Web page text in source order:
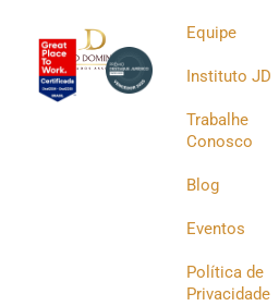
Equipe
Instituto JD
Trabalhe
Conosco
Blog
Eventos
Política de
Privacidade